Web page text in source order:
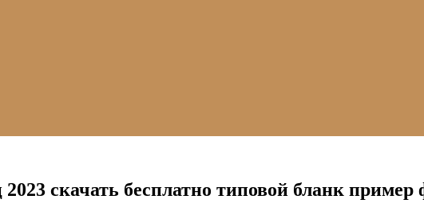
скачать бесплатно типовой бланк пример